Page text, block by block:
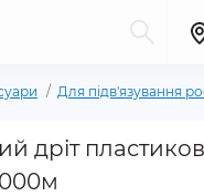
Для підв'язування
дріт